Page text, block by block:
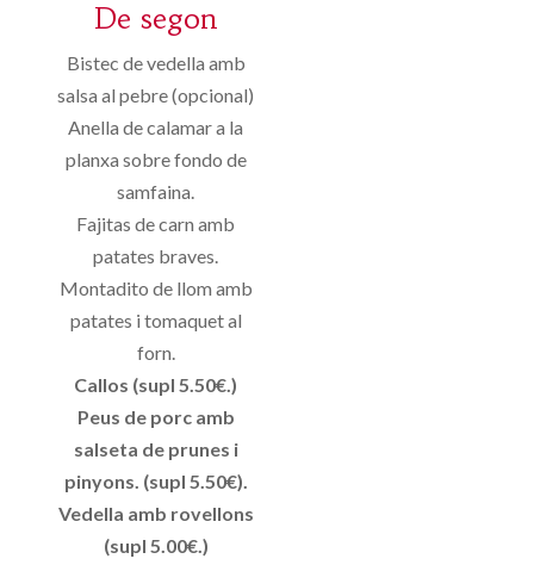
De segon
Bistec de vedella amb
salsa al pebre (opcional)
Anella de calamar a la
planxa sobre fondo de
samfaina.
Fajitas de carn amb
patates braves.
Montadito de llom amb
patates i tomaquet al
forn.
Callos (supl 5.50€.)
Peus de porc amb
salseta de prunes i
pinyons. (supl 5.50€).
Vedella amb rovellons
(supl 5.00€.)